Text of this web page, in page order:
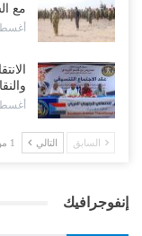
مع
أغسطس
أغسطس
السابق التالي 1 من 11
إنفوجرافيك